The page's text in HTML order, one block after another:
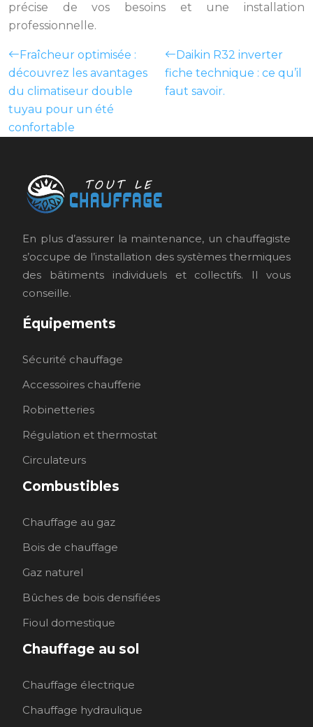
précise de vos besoins et une installation
professionnelle.
Fraîcheur optimisée :
découvrez les avantages
du climatiseur double
tuyau pour un été
confortable
Daikin R32 inverter
fiche technique : ce qu’il
faut savoir.
En plus d’assurer la maintenance, un chauffagiste
s’occupe de l’installation des systèmes thermiques
des bâtiments individuels et collectifs. Il vous
conseille.
Équipements
Sécurité chauffage
Accessoires chaufferie
Robinetteries
Régulation et thermostat
Circulateurs
Combustibles
Chauffage au gaz
Bois de chauffage
Gaz naturel
Bûches de bois densifiées
Fioul domestique
Chauffage au sol
Chauffage électrique
Chauffage hydraulique